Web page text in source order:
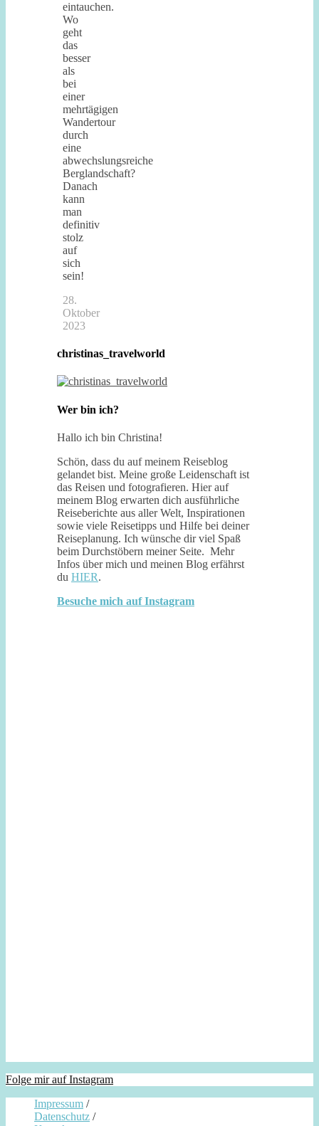
eintauchen.
Wo
geht
das
besser
als
bei
einer
mehrtägigen
Wandertour
durch
eine
abwechslungsreiche
Berglandschaft?
Danach
kann
man
definitiv
stolz
auf
sich
sein!
28.
Oktober
2023
christinas_travelworld
Wer bin ich?
Hallo ich bin Christina!
Schön, dass du auf meinem Reiseblog
gelandet bist. Meine große Leidenschaft ist
das Reisen und fotografieren. Hier auf
meinem Blog erwarten dich ausführliche
Reiseberichte aus aller Welt, Inspirationen
sowie viele Reisetipps und Hilfe bei deiner
Reiseplanung. Ich wünsche dir viel Spaß
beim Durchstöbern meiner Seite. Mehr
Infos über mich und meinen Blog erfährst
du HIER.
Besuche mich auf Instagram
Folge mir auf Instagram
Impressum /
Datenschutz /